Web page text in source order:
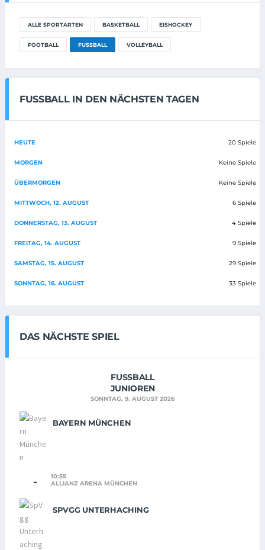
ALLE SPORTARTEN BASKETBALL EISHOCKEY
FOOTBALL FUSSBALL VOLLEYBALL
FUSSBALL IN DEN NÄCHSTEN TAGEN
HEUTE 20 Spiele
MORGEN Keine Spiele
ÜBERMORGEN Keine Spiele
MITTWOCH, 12. AUGUST 6 Spiele
DONNERSTAG, 13. AUGUST 4 Spiele
FREITAG, 14. AUGUST 9 Spiele
SAMSTAG, 15. AUGUST 29 Spiele
SONNTAG, 16. AUGUST 33 Spiele
DAS NÄCHSTE SPIEL
FUSSBALL
JUNIOREN
SONNTAG, 9. AUGUST 2026
BAYERN MÜNCHEN
-
10:55
ALLIANZ ARENA MÜNCHEN
SPVGG UNTERHACHING